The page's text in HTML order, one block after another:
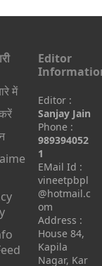
में
Editor
Editor :
Sanjay Jain
Phone :
989394052
1
EMail Id :
vineetpbpl
@hotmail.c
om
Address :
House 84,
Kapila
Nagar, Kar